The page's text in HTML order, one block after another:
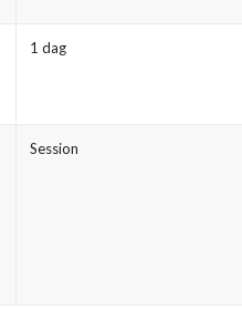
1 dag
Session